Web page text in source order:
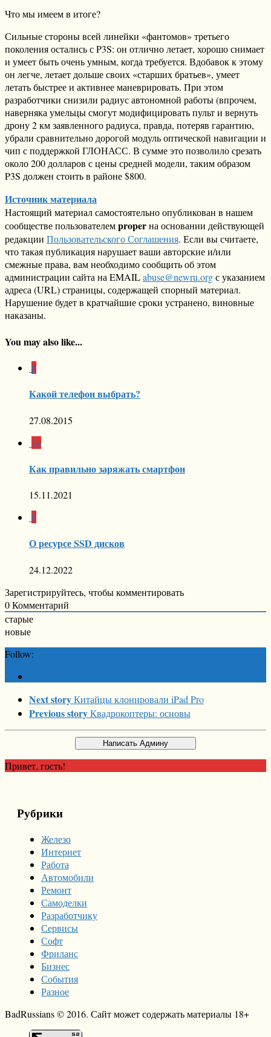
Что мы имеем в итоге?
Сильные стороны всей линейки «фантомов» третьего
поколения остались с P3S: он отлично летает, хорошо снимает
и умеет быть очень умным, когда требуется. Вдобавок к этому
он легче, летает дольше своих «старших братьев», умеет
летать быстрее и активнее маневрировать. При этом
разработчики снизили радиус автономной работы (впрочем,
наверняка умельцы смогут модифицировать пульт и вернуть
дрону 2 км заявленного радиуса, правда, потеряв гарантию,
убрали сравнительно дорогой модуль оптической навигации и
чип с поддержкой ГЛОНАСС. В сумме это позволило срезать
около 200 долларов с цены средней модели, таким образом
P3S должен стоить в районе $800.
Источник материала
Настоящий материал самостоятельно опубликован в нашем
сообществе пользователемproperна основании действующей
редакции Пользовательского Соглашения. Если вы считаете,
что такая публикация нарушает ваши авторские и/или
смежные права, вам необходимо сообщить об этом
администрации сайта на EMAILabuse@newru.orgс указанием
адреса (URL) страницы, содержащей спорный материал.
Нарушение будет в кратчайшие сроки устранено, виновные
наказаны.
You may also like...
0
Какой телефон выбрать?
27.08.2015
14
Как правильно заряжать смартфон
15.11.2021
0
О ресурсе SSD дисков
24.12.2022
Зарегистрируйтесь, чтобы комментировать
0Комментарий
старые
новые
Follow:
Next storyКитайцы клонировали iPad Pro
Previous storyКвадрокоптеры: основы
Привет, гость!
Рубрики
Железо
Интернет
Работа
Автомобили
Ремонт
Самоделки
Разработчику
Сервисы
Софт
Фриланс
Бизнес
События
Разное
BadRussians © 2016. Сайт может содержать материалы 18+